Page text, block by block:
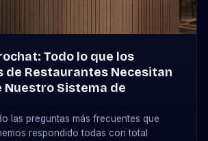
Todo lo que los
de Restaurantes Necesitan
Nuestro Sistema de
las preguntas más frecuentes que
respondido todas con total